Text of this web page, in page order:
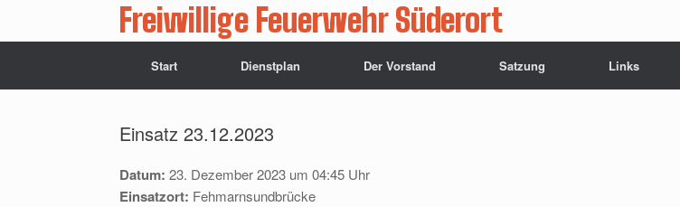
springen
Freiwillige Feuerwehr Süderort
Start Dienstplan Der Vorstand Satzung Links
Einsatz 23.12.2023
Datum: 23. Dezember 2023 um 04:45 Uhr
Einsatzort: Fehmarnsundbrücke